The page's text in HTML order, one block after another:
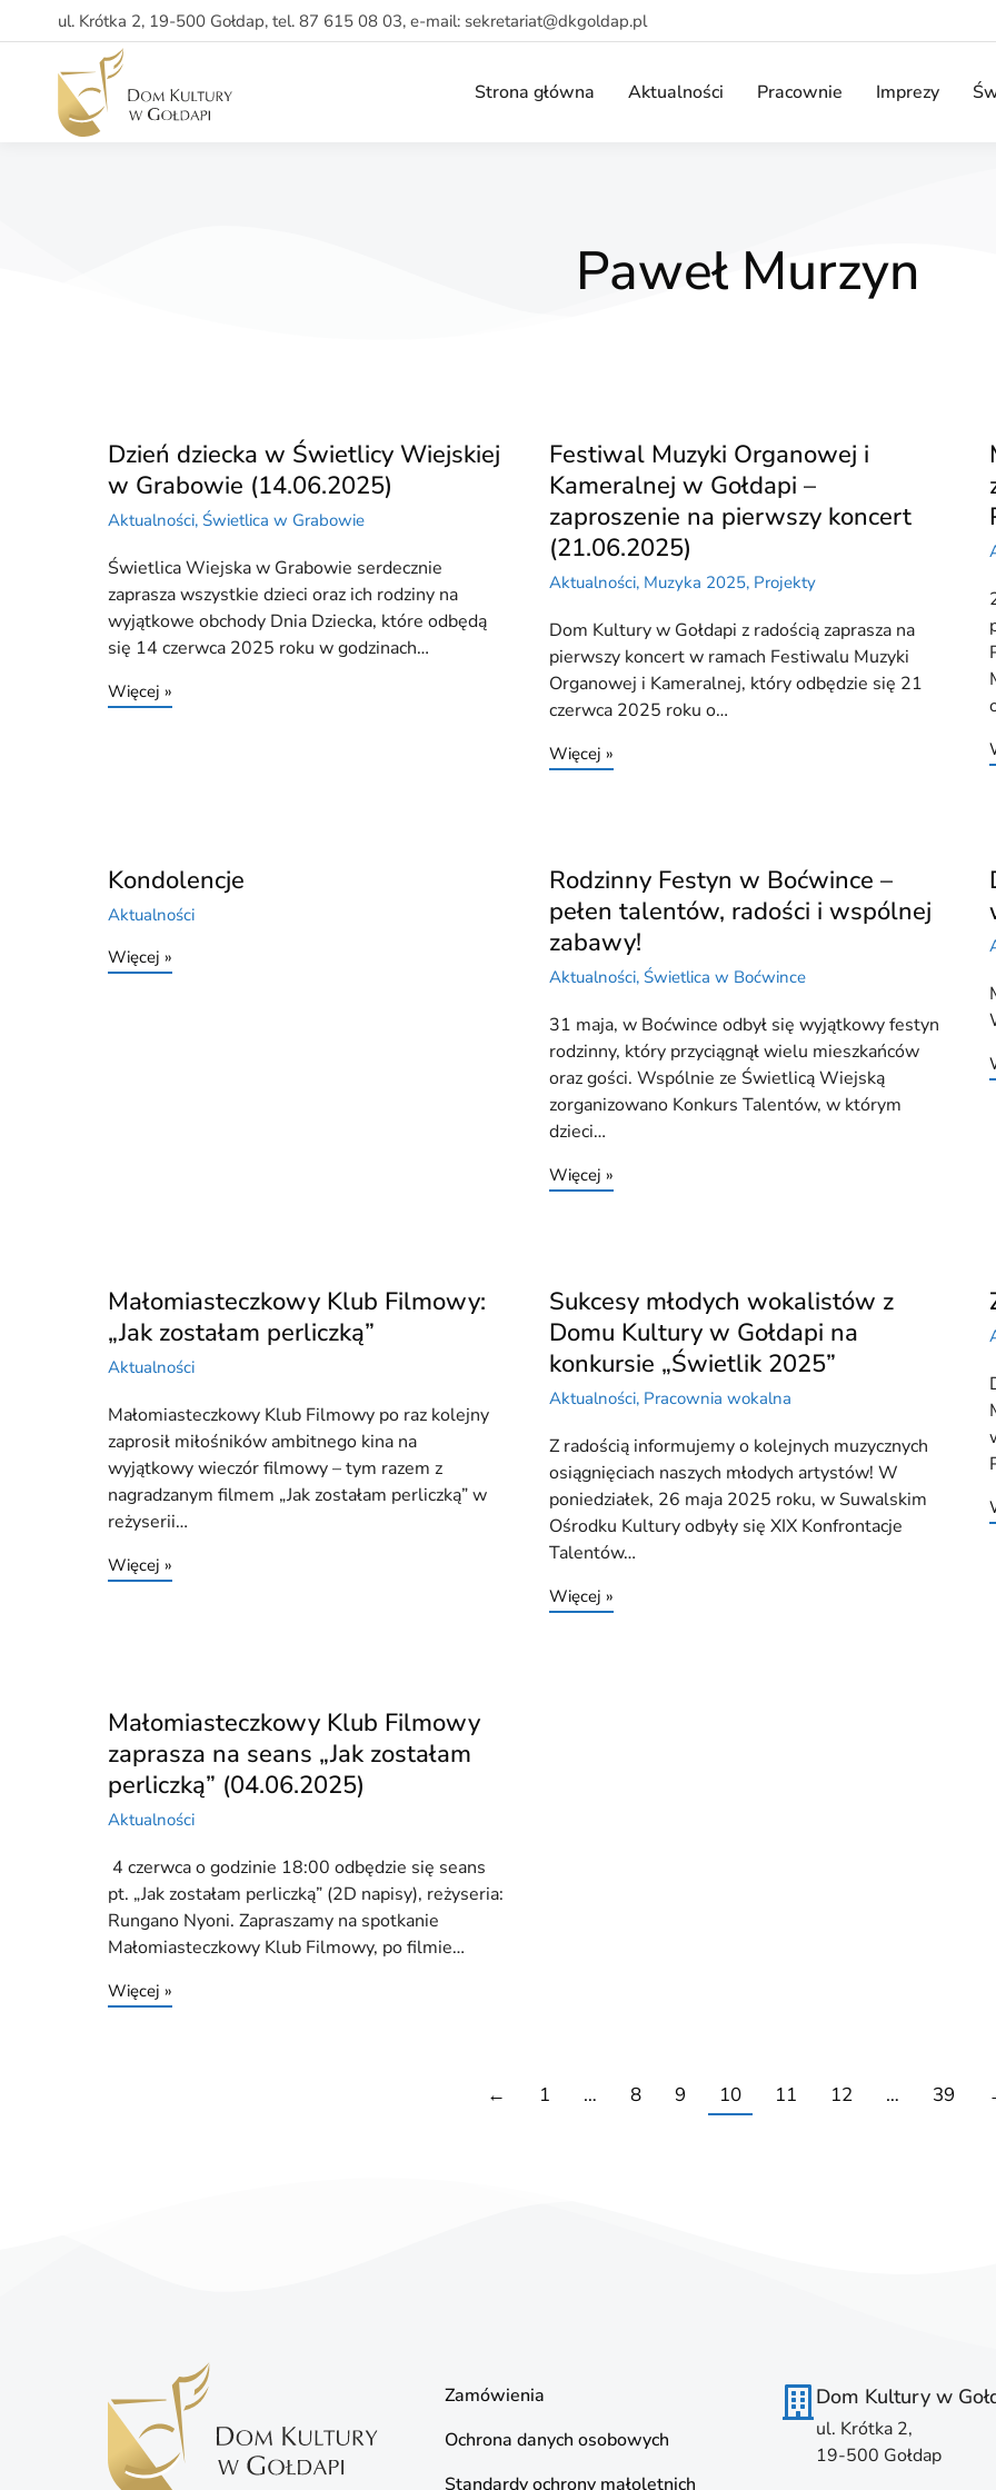
ul. Krótka 2, 19-500 Gołdap, tel. 87 615 08 03, e-mail: sekretariat@dkgoldap.pl
Strona główna Aktualności Pracownie Imprezy
Paweł Murzyn
Dzień dziecka w Świetlicy Wiejskiej
w Grabowie (14.06.2025)
Aktualności, Świetlica w Grabowie
Świetlica Wiejska w Grabowie serdecznie
zaprasza wszystkie dzieci oraz ich rodziny na
wyjątkowe obchody Dnia Dziecka, które odbędą
się 14 czerwca 2025 roku w godzinach…
Więcej »
Festiwal Muzyki Organowej i
Kameralnej w Gołdapi –
zaproszenie na pierwszy koncert
(21.06.2025)
Aktualności, Muzyka 2025, Projekty
Dom Kultury w Gołdapi z radością zaprasza na
pierwszy koncert w ramach Festiwalu Muzyki
Organowej i Kameralnej, który odbędzie się 21
czerwca 2025 roku o…
Więcej »
Kondolencje
Aktualności
Więcej »
Rodzinny Festyn w Boćwince –
pełen talentów, radości i wspólnej
zabawy!
Aktualności, Świetlica w Boćwince
31 maja, w Boćwince odbył się wyjątkowy festyn
rodzinny, który przyciągnął wielu mieszkańców
oraz gości. Wspólnie ze Świetlicą Wiejską
zorganizowano Konkurs Talentów, w którym
dzieci…
Więcej »
Małomiasteczkowy Klub Filmowy:
„Jak zostałam perliczką”
Aktualności
Małomiasteczkowy Klub Filmowy po raz kolejny
zaprosił miłośników ambitnego kina na
wyjątkowy wieczór filmowy – tym razem z
nagradzanym filmem „Jak zostałam perliczką” w
reżyserii…
Więcej »
Sukcesy młodych wokalistów z
Domu Kultury w Gołdapi na
konkursie „Świetlik 2025”
Aktualności, Pracownia wokalna
Z radością informujemy o kolejnych muzycznych
osiągnięciach naszych młodych artystów! W
poniedziałek, 26 maja 2025 roku, w Suwalskim
Ośrodku Kultury odbyły się XIX Konfrontacje
Talentów…
Więcej »
Małomiasteczkowy Klub Filmowy
zaprasza na seans „Jak zostałam
perliczką” (04.06.2025)
Aktualności
4 czerwca o godzinie 18:00 odbędzie się seans
pt. „Jak zostałam perliczką” (2D napisy), reżyseria:
Rungano Nyoni. Zapraszamy na spotkanie
Małomiasteczkowy Klub Filmowy, po filmie…
Więcej »
← 1 … 8 9 10 11 12 … 39
Zamówienia
Ochrona danych osobowych
Standardy ochrony małoletnich
Dom Kultury w
ul. Krótka 2,
19-500 Gołdap